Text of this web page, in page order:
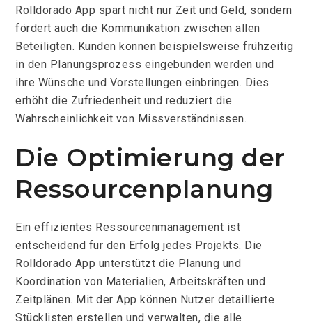
Rolldorado App spart nicht nur Zeit und Geld, sondern
fördert auch die Kommunikation zwischen allen
Beteiligten. Kunden können beispielsweise frühzeitig
in den Planungsprozess eingebunden werden und
ihre Wünsche und Vorstellungen einbringen. Dies
erhöht die Zufriedenheit und reduziert die
Wahrscheinlichkeit von Missverständnissen.
Die Optimierung der
Ressourcenplanung
Ein effizientes Ressourcenmanagement ist
entscheidend für den Erfolg jedes Projekts. Die
Rolldorado App unterstützt die Planung und
Koordination von Materialien, Arbeitskräften und
Zeitplänen. Mit der App können Nutzer detaillierte
Stücklisten erstellen und verwalten, die alle